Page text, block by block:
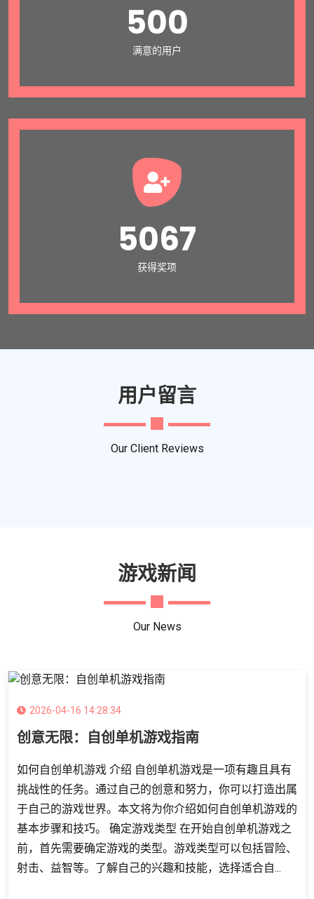
500
满意的用户
5067
获得奖项
用户留言
Our Client Reviews
游戏新闻
Our News
2026-04-16 14:28:34
创意无限：自创单机游戏指南
如何自创单机游戏 介绍 自创单机游戏是一项有趣且具有
挑战性的任务。通过自己的创意和努力，你可以打造出属
于自己的游戏世界。本文将为你介绍如何自创单机游戏的
基本步骤和技巧。 确定游戏类型 在开始自创单机游戏之
前，首先需要确定游戏的类型。游戏类型可以包括冒险、
射击、益智等。了解自己的兴趣和技能，选择适合自...